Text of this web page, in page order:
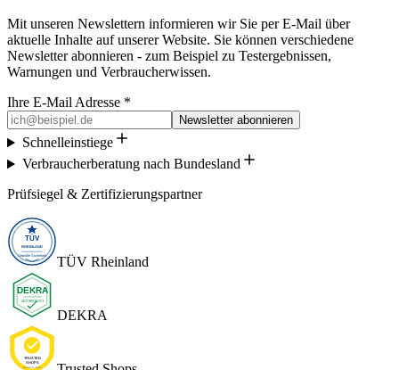
Mit unseren Newslettern informieren wir Sie per E-Mail über
aktuelle Inhalte auf unserer Website. Sie können verschiedene
Newsletter abonnieren - zum Beispiel zu Testergebnissen,
Warnungen und Verbraucherwissen.
Ihre E-Mail Adresse *
Newsletter abonnieren
Schnelleinstiege
Verbraucherberatung nach Bundesland
Prüfsiegel & Zertifizierungspartner
TÜV Rheinland
DEKRA